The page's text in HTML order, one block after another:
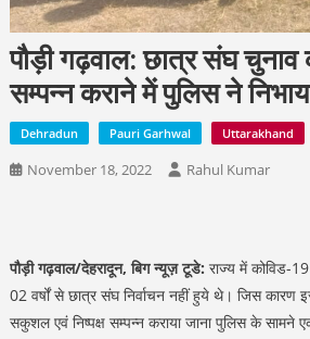
पौड़ी गढ़वाल: छात्र संघ
सम्पन्न कराने में पुलिस ने
Dehradun Pauri Garhwal Uttarakhand
November 18, 2022 Rahul Kumar
पौड़ी गढ़वाल/देहरादून, बिग न्यूज़ टूडे: राज्य में कोविड-
02 वर्षों से छात्र संघ निर्वाचन नहीं हुये थे। जिस कारण
सकुशल एवं निष्पक्ष सम्पन्न कराया जाना पुलिस के सामने